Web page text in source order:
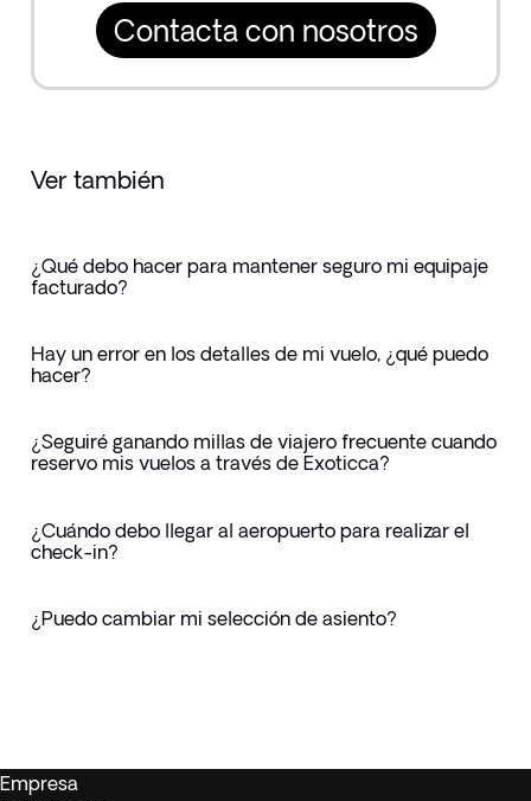
Contacta con nosotros
Ver también
¿Qué debo hacer para mantener seguro mi equipaje
facturado?
Hay un error en los detalles de mi vuelo, ¿qué puedo
hacer?
¿Seguiré ganando millas de viajero frecuente cuando
reservo mis vuelos a través de Exoticca?
¿Cuándo debo llegar al aeropuerto para realizar el
check-in?
¿Puedo cambiar mi selección de asiento?